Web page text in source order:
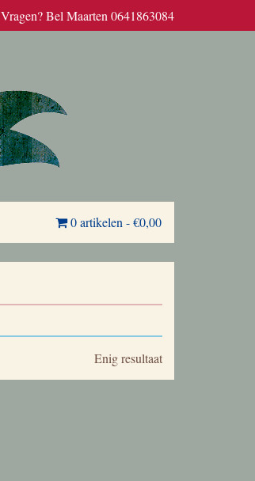
Vragen? Bel Maarten 0641863084
0 artikelen -€0,00
Enig resultaat